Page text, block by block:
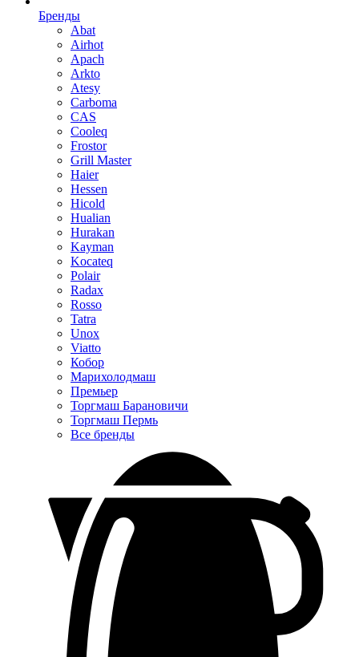
Бренды
Abat
Airhot
Apach
Arkto
Atesy
Carboma
CAS
Cooleq
Frostor
Grill Master
Haier
Hessen
Hicold
Hualian
Hurakan
Kayman
Kocateq
Polair
Radax
Rosso
Tatra
Unox
Viatto
Кобор
Марихолодмаш
Премьер
Торгмаш Барановичи
Торгмаш Пермь
Все бренды